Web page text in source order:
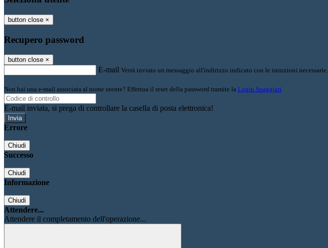
button close ×
Recupero password
button close ×
E-mail Verrà inviato un messaggio all'indirizzo indicato con le istruzioni necessarie.
Non hai una e-mail associata al nome utente? Effettua il reset della password tramite la Login Spaggiari
E-mail inviata, si prega di controllare la casella di posta elettronica!
Errore
Chiudi
Successo
Chiudi
Informazione
Chiudi
Attendere...
Attendere il completamento dell'operazione...